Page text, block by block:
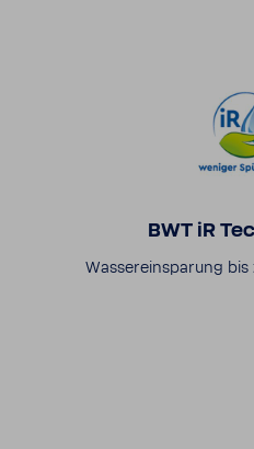
BWT iR
Wasser­ein­spa­rung bis